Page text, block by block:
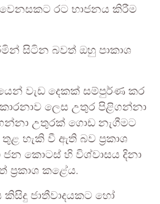
රට භාජනය කිරීම
සිටින බවත් ඔහු පාකාශ
වැඩ දෙකක් සම්පුර්ණ කර
ලෙස උතුර පිළිගන්නා
උතුරක් ගොඩ නැගීමට
හැකි වී ඇති බව ප්‍රකාශ
ජන කොටස් හි විශ්වාසය දිනා
ප්‍රකාශ කළේය.
ජාතීවාදයකට හෝ